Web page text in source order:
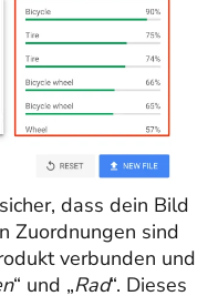
dass dein Bild
Zuordnungen sind
verbunden und
“ und „Rad“. Dieses